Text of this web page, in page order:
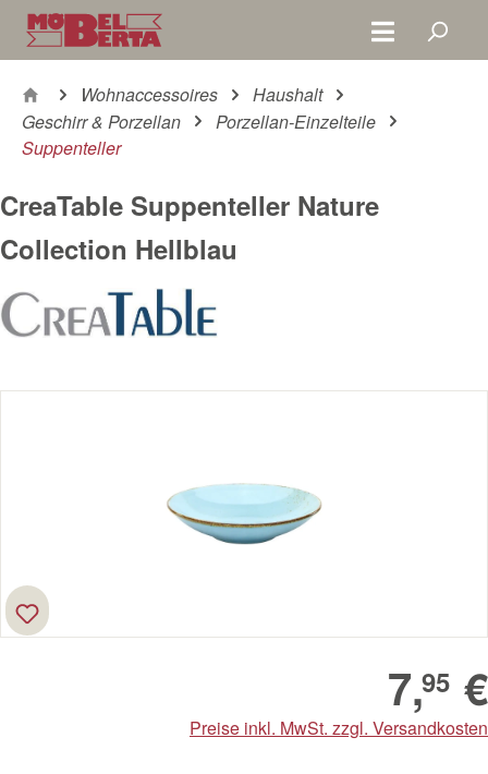
Zum Hauptinhalt springen
Wohnaccessoires
Haushalt
Geschirr & Porzellan
Porzellan-Einzelteile
Suppenteller
CreaTable Suppenteller Nature
Collection Hellblau
7,95 €
Preise inkl. MwSt. zzgl. Versandkosten